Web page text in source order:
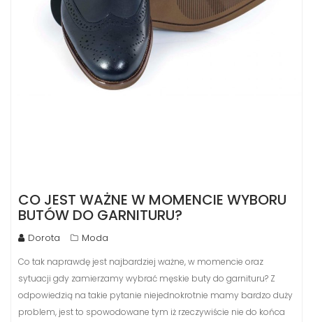
CO JEST WAŻNE W MOMENCIE WYBORU
BUTÓW DO GARNITURU?
Dorota Moda
Co tak naprawdę jest najbardziej ważne, w momencie oraz
sytuacji gdy zamierzamy wybrać męskie buty do garnituru? Z
odpowiedzią na takie pytanie niejednokrotnie mamy bardzo duży
problem, jest to spowodowane tym iż rzeczywiście nie do końca